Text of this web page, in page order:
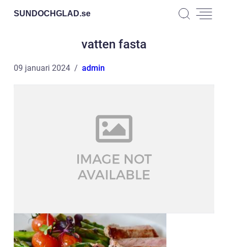
SUNDOCHGLAD.se
vatten fasta
09 januari 2024 admin